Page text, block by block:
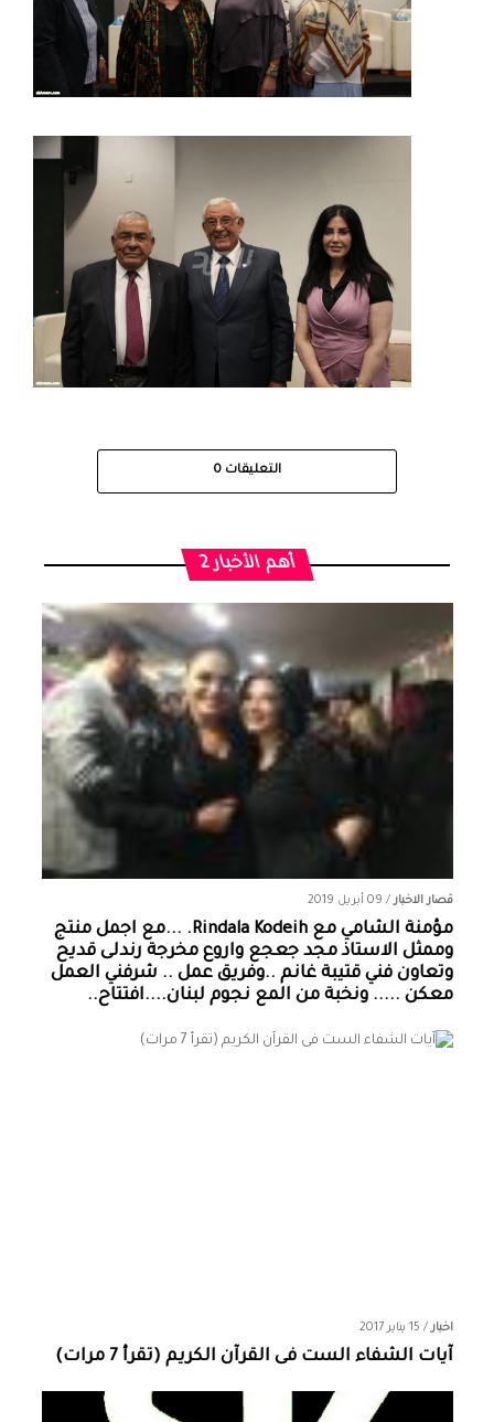
التعليقات 0
أهم الأخبار 2
قصار الاخبار/ 09 أبريل 2019
مؤمنة الشامي‏ مع ‏‎Rindala Kodeih‎‏. ...مع اجمل منتج
وممثل الاستاذ مجد جعجع واروع مخرجة رندلى قديح
وتعاون فني قتيبة غانم ..وفريق عمل .. شرفني العمل
معكن ..... ونخبة من المع نجوم لبنان....افتتاح..
اخبار/ 15 يناير 2017
آيات الشفاء الست فى القرآن الكريم (تقرأ 7 مرات)